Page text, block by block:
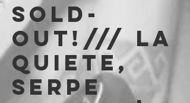
SOLD-
OUT!/// La
Quiete,
Serpe